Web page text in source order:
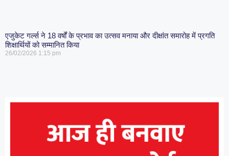
एजुकेट गर्ल्स ने 18 वर्षों के प्रभाव का उत्सव मनाया और दीक्षांत समारोह में प्रगति
शिक्षार्थियों को सम्मानित किया
26/02/2026 1:15 pm